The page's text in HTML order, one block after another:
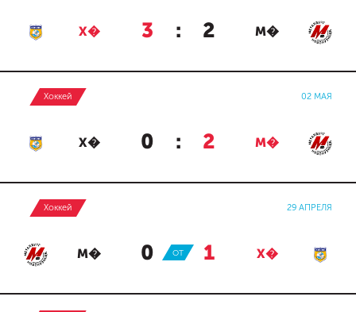
Х� 3 : 2 М�
Хоккей 02 МАЯ
Х� 0 : 2 М�
Хоккей 29 АПРЕЛЯ
М� 0 : 1 Х�
ОТ